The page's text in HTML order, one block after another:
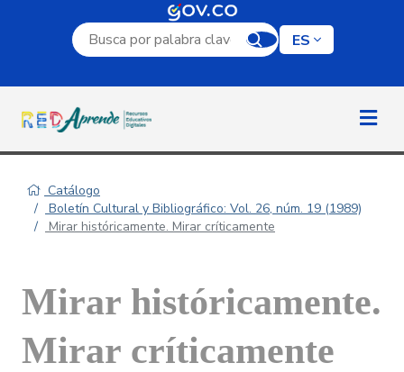
Campo de búsqueda por palabra clave
ES
Catálogo
Boletín Cultural y Bibliográfico: Vol. 26, núm. 19 (1989)
Mirar históricamente. Mirar críticamente
Mirar históricamente.
Mirar críticamente